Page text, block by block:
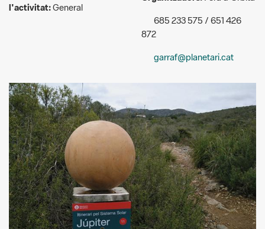
garraf@planetari.cat
Arxiu PDF